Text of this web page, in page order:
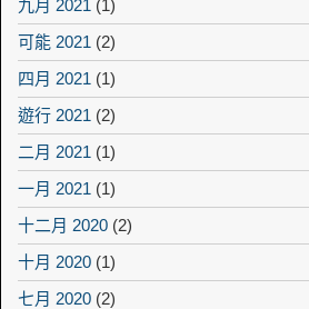
九月 2021 (1)
可能 2021 (2)
四月 2021 (1)
遊行 2021 (2)
二月 2021 (1)
一月 2021 (1)
十二月 2020 (2)
十月 2020 (1)
七月 2020 (2)